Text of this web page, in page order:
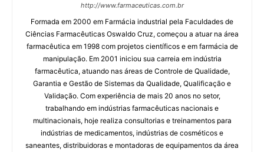
http://www.farmaceuticas.com.br
Formada em 2000 em Farmácia industrial pela Faculdades de
Ciências Farmacêuticas Oswaldo Cruz, começou a atuar na área
farmacêutica em 1998 com projetos científicos e em farmácia de
manipulação. Em 2001 iniciou sua carreia em indústria
farmacêutica, atuando nas áreas de Controle de Qualidade,
Garantia e Gestão de Sistemas da Qualidade, Qualificação e
Validação. Com experiência de mais 20 anos no setor,
trabalhando em indústrias farmacêuticas nacionais e
multinacionais, hoje realiza consultorias e treinamentos para
indústrias de medicamentos, indústrias de cosméticos e
saneantes, distribuidoras e montadoras de equipamentos da área